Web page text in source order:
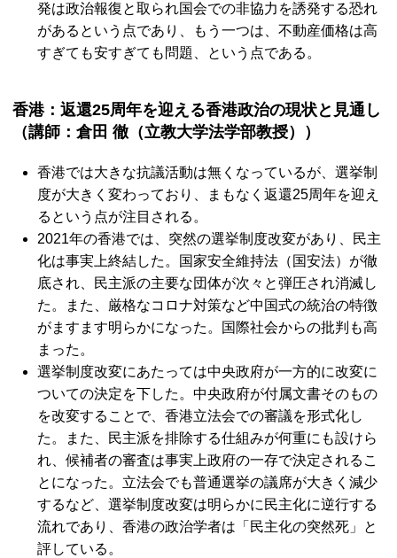
発は政治報復と取られ国会での非協力を誘発する恐れ
があるという点であり、もう一つは、不動産価格は高
すぎても安すぎても問題、という点である。
香港：返還25周年を迎える香港政治の現状と見通し
（講師：倉田 徹（立教大学法学部教授））
香港では大きな抗議活動は無くなっているが、選挙制
度が大きく変わっており、まもなく返還25周年を迎え
るという点が注目される。
2021年の香港では、突然の選挙制度改変があり、民主
化は事実上終結した。国家安全維持法（国安法）が徹
底され、民主派の主要な団体が次々と弾圧され消滅し
た。また、厳格なコロナ対策など中国式の統治の特徴
がますます明らかになった。国際社会からの批判も高
まった。
選挙制度改変にあたっては中央政府が一方的に改変に
ついての決定を下した。中央政府が付属文書そのもの
を改変することで、香港立法会での審議を形式化し
た。また、民主派を排除する仕組みが何重にも設けら
れ、候補者の審査は事実上政府の一存で決定されるこ
とになった。立法会でも普通選挙の議席が大きく減少
するなど、選挙制度改変は明らかに民主化に逆行する
流れであり、香港の政治学者は「民主化の突然死」と
評している。